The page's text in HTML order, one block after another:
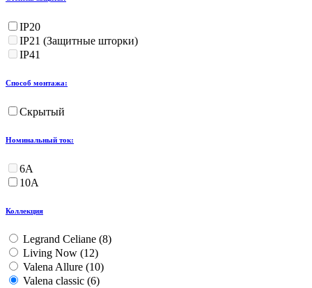
IP20
IP21 (Защитные шторки)
IP41
Способ монтажа:
Скрытый
Номинальный ток:
6А
10А
Коллекция
Legrand Celiane (8)
Living Now (12)
Valena Allure (10)
Valena classic (6)